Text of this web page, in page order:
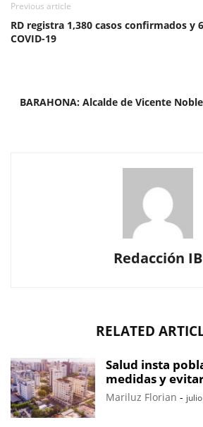
Previous article
RD registra 1,380 casos confirmados y
COVID-19
BARAHONA: Alcalde de Vicente
Redacción IB
RELATED
Salud insta
medidas y
Mariluz Florian -